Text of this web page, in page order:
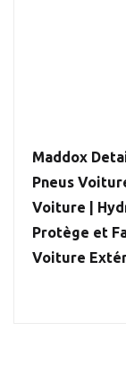
Maddox
Pneus
Voiture |
Protège et
Voiture